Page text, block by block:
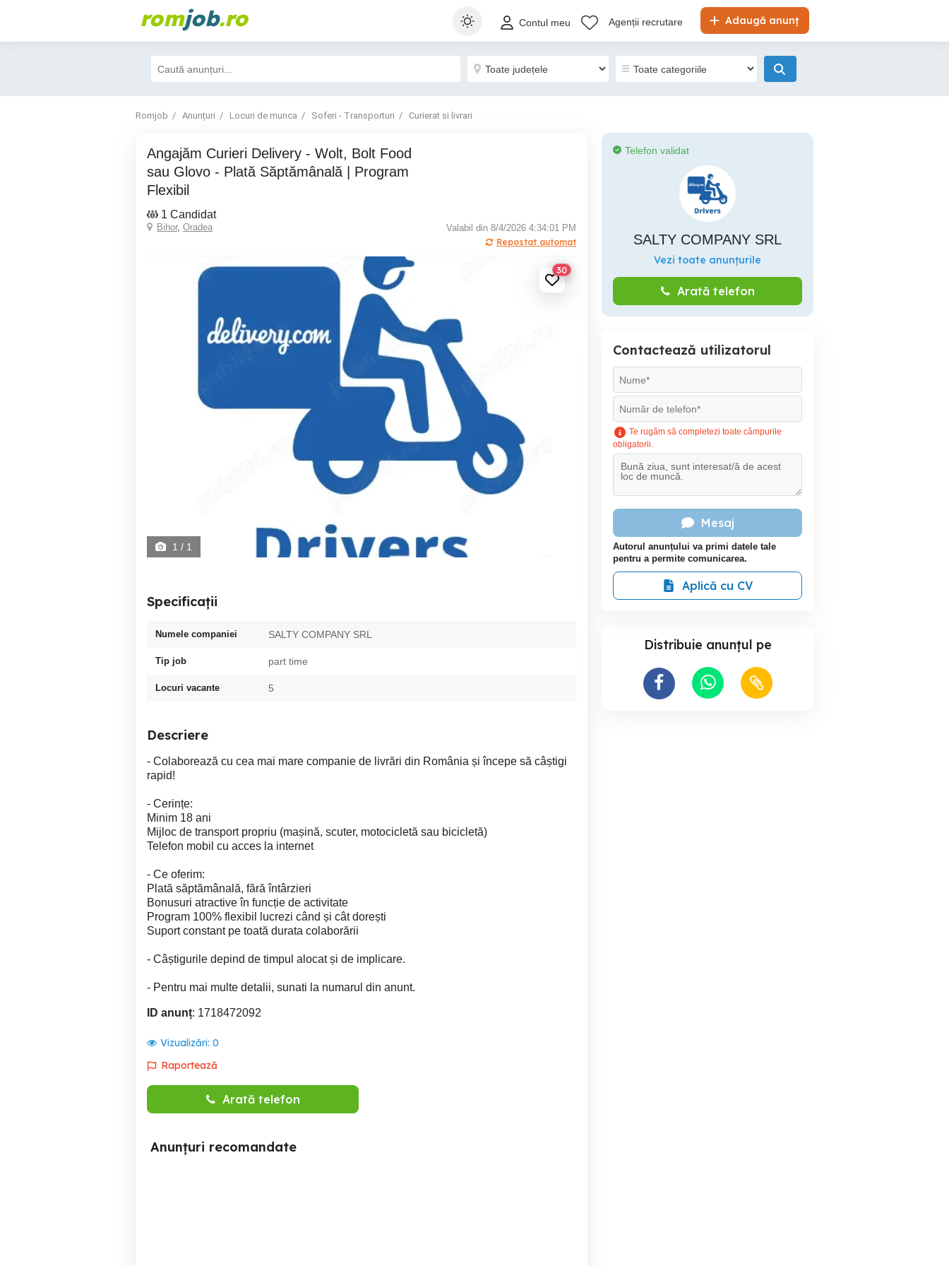
romjob.ro Adaugă anunț
Contul meu Agenții recrutare
Romjob Anunțuri Locuri de munca Soferi - Transporturi Curierat si livrari
Angajăm Curieri Delivery - Wolt, Bolt Food
sau Glovo - Plată Săptămânală | Program
Flexibil
1 Candidat
Bihor, Oradea
Valabil din 8/4/2026 4:34:01 PM
Repostat automat
30
1 / 1
Specificații
Numele companiei SALTY COMPANY SRL
Tip job part time
Locuri vacante 5
Descriere
- Colaborează cu cea mai mare companie de livrări din România și începe să câștigi
rapid!
- Cerințe:
Minim 18 ani
Mijloc de transport propriu (mașină, scuter, motocicletă sau bicicletă)
Telefon mobil cu acces la internet
- Ce oferim:
Plată săptămânală, fără întârzieri
Bonusuri atractive în funcție de activitate
Program 100% flexibil lucrezi când și cât dorești
Suport constant pe toată durata colaborării
- Câștigurile depind de timpul alocat și de implicare.
- Pentru mai multe detalii, sunati la numarul din anunt.
ID anunț: 1718472092
Vizualizări: 0
Raportează
Arată telefon
Anunțuri recomandate
Telefon validat
SALTY COMPANY SRL
Vezi toate anunțurile
Arată telefon
Contactează utilizatorul
Te rugăm să completezi toate câmpurile
obligatorii.
Mesaj
Autorul anunțului va primi datele tale
pentru a permite comunicarea.
Aplică cu CV
Distribuie anunțul pe